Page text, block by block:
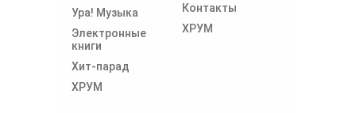
Ура! Музыка
Электронные
книги
Хит-парад
ХРУМ
Контакты
ХРУМ